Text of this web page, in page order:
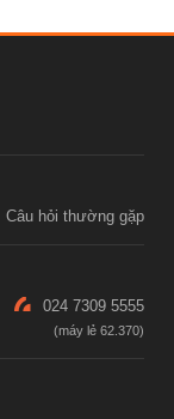
Câu hỏi thường gặp
024 7309 5555